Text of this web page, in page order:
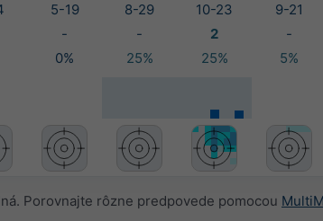
5-19 8-29 10-23 9-21
- - 2 -
0% 25% 25% 5%
Porovnajte rôzne predpovede pomocou